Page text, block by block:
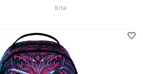
Kite